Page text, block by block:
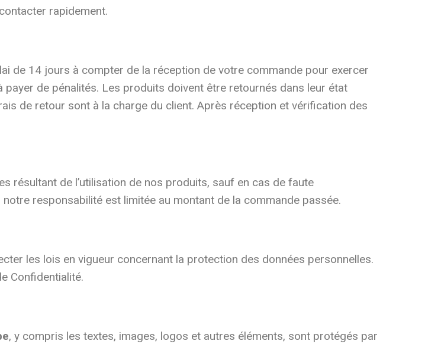
rapidement.
de 14 jours à compter de la réception de votre commande pour exercer
de pénalités. Les produits doivent être retournés dans leur état
de retour sont à la charge du client. Après réception et vérification des
résultant de l’utilisation de nos produits, sauf en cas de faute
responsabilité est limitée au montant de la commande passée.
les lois en vigueur concernant la protection des données personnelles.
Confidentialité.
, y compris les textes, images, logos et autres éléments, sont protégés par